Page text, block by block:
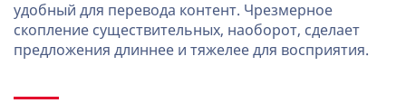
удобный для перевода контент. Чрезмерное
скопление существительных, наоборот, сделает
предложения длиннее и тяжелее для восприятия.